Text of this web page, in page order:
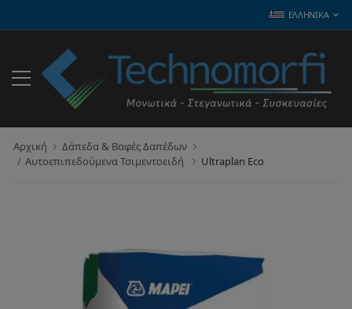
ΕΛΛΗΝΙΚΆ
Αρχική
Δάπεδα & Βαφές Δαπέδων
Αυτοεπιπεδούμενα Τσιμεντοειδή
Ultraplan Eco